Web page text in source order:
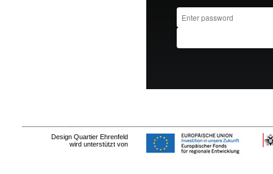
Design Quartier Ehrenfeld
wird unterstützt von